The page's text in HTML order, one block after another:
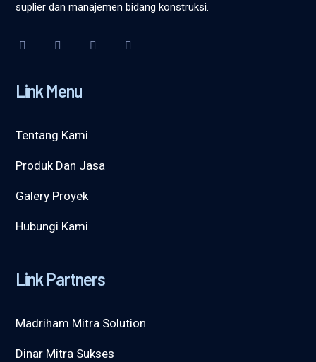
suplier dan manajemen bidang konstruksi.
Link Menu
Tentang Kami
Produk Dan Jasa
Galery Proyek
Hubungi Kami
Link Partners
Madriham Mitra Solution
Dinar Mitra Sukses